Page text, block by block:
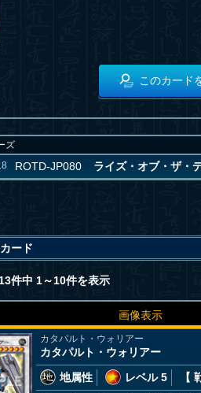
このカード
ズ
ROTD-JP080 ライズ・オブ・ザ・
ード
件中 1～10件を表示
画像表示
カタパルト・ウォリアー
カタパルト・ウォリアー
地属性
レベル 5 【